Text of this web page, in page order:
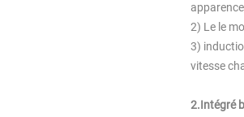
2) Le le
3)
vitesse
2.Intégré